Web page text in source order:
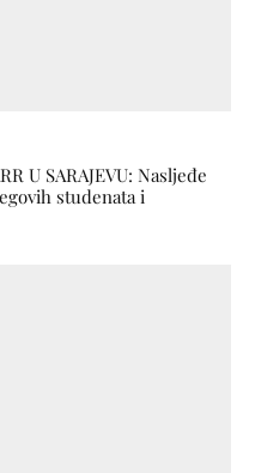
U SARAJEVU: Nasljeđe
studenata i